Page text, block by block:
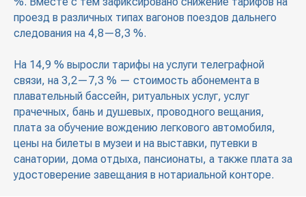
проезд в различных типах вагонов поездов дальнего
следования на 4,8—8,3 %.
На 14,9 % выросли тарифы на услуги телеграфной
связи, на 3,2—7,3 % — стоимость абонемента в
плавательный бассейн, ритуальных услуг, услуг
прачечных, бань и душевых, проводного вещания,
плата за обучение вождению легкового автомобиля,
цены на билеты в музеи и на выставки, путевки в
санатории, дома отдыха, пансионаты, а также плата за
удостоверение завещания в нотариальной конторе.